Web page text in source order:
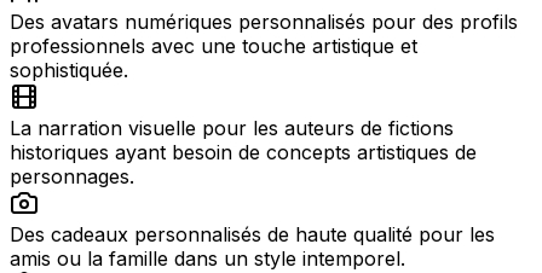
Des avatars numériques personnalisés pour des profils
professionnels avec une touche artistique et
sophistiquée.
La narration visuelle pour les auteurs de fictions
historiques ayant besoin de concepts artistiques de
personnages.
Des cadeaux personnalisés de haute qualité pour les
amis ou la famille dans un style intemporel.